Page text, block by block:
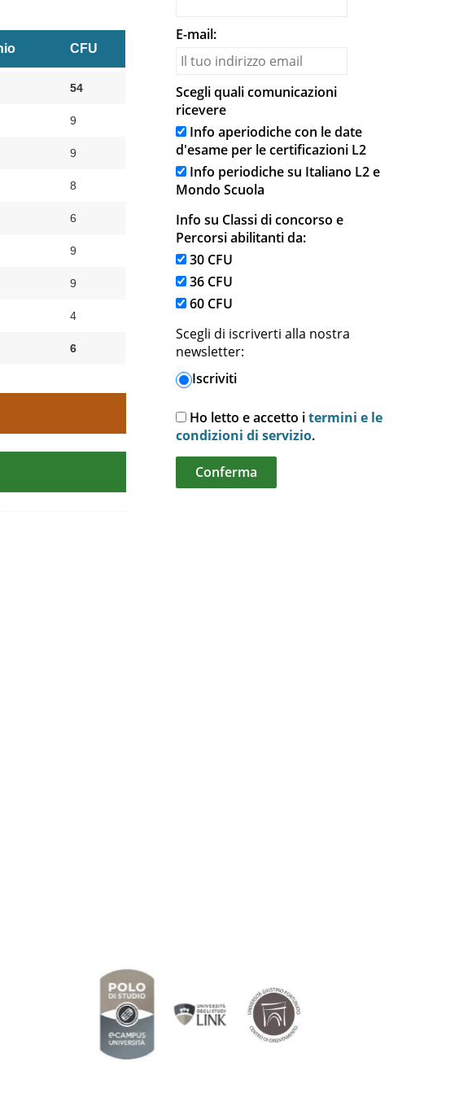
CFU
54
9
9
8
6
9
9
4
6
E-mail:
Scegli quali comunicazioni
ricevere
Info aperiodiche con le date
d'esame per le certificazioni L2
Info periodiche su Italiano L2 e
Mondo Scuola
Info su Classi di concorso e
Percorsi abilitanti da:
30 CFU
36 CFU
60 CFU
Scegli di iscriverti alla nostra
newsletter:
Iscriviti
Ho letto e accetto itermini e le
condizioni di servizio.